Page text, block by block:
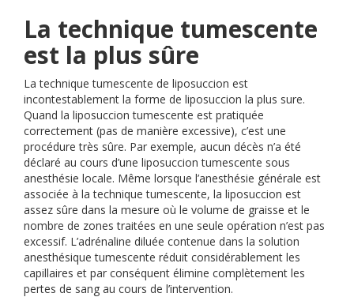
La technique tumescente
est la plus sûre
La technique tumescente de liposuccion est
incontestablement la forme de liposuccion la plus sure.
Quand la liposuccion tumescente est pratiquée
correctement (pas de manière excessive), c’est une
procédure très sûre. Par exemple, aucun décès n’a été
déclaré au cours d’une liposuccion tumescente sous
anesthésie locale. Même lorsque l’anesthésie générale est
associée à la technique tumescente, la liposuccion est
assez sûre dans la mesure où le volume de graisse et le
nombre de zones traitées en une seule opération n’est pas
excessif. L’adrénaline diluée contenue dans la solution
anesthésique tumescente réduit considérablement les
capillaires et par conséquent élimine complètement les
pertes de sang au cours de l’intervention.